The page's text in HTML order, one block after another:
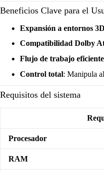
Beneficios Clave para el
Expansión a entornos 3D
Compatibilidad Dolby
Flujo de trabajo eficiente
Control total: Manipula
Requisitos del sistema
Procesador
RAM